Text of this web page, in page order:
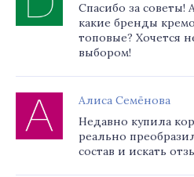
Спасибо за советы!
какие бренды
топовые? Хочется
выбором!
Алиса Семёнова
Недавно купила
реально
состав и искать